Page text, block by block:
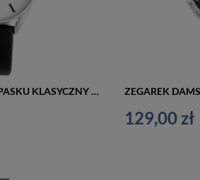
ZEGAREK DAMSKI NA PASKU KLASYCZNY PERFECT E347 (zp954f)
129,00 zł